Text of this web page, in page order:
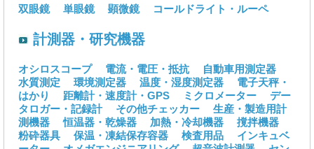
双眼鏡 単眼鏡 顕微鏡 コールドライト・ルーペ
計測器・研究機器
オシロスコープ 電流・電圧・抵抗
自動車用測定器
水質測定
環境測定器 温度・湿度測定器
電子天秤・
はかり
距離計・速度計・GPS ミクロメーター
デー
タロガー・記録計
その他チェッカー
生産・製造用計
測機器
恒温器・乾燥器 加熱・冷却機器
撹拌機器
粉砕器具
保温・凍結保存容器 検査用品
インキュベ